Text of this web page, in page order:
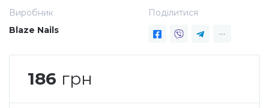
Інші прикраси
Виробник
Blaze Nails
Поділитися
186 грн